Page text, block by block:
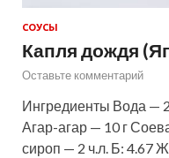
СОУСЫ
Капля дождя
Оставьте комментарий
Ингредиенты Вода —
Агар-агар — 10 г
сироп — 2 ч.л. Б: 4.67